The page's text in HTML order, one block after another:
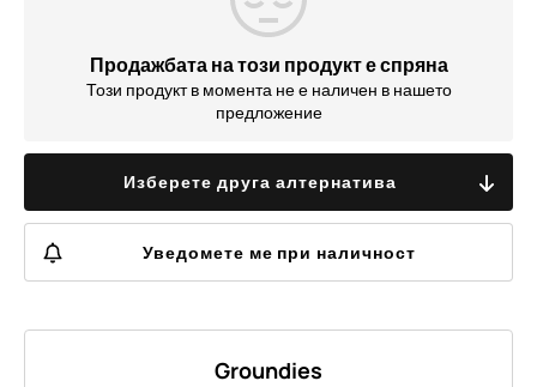
Продажбата на този продукт е спряна
Този продукт в момента не е наличен в нашето
предложение
Изберете друга алтернатива
Уведомете ме при наличност
Groundies